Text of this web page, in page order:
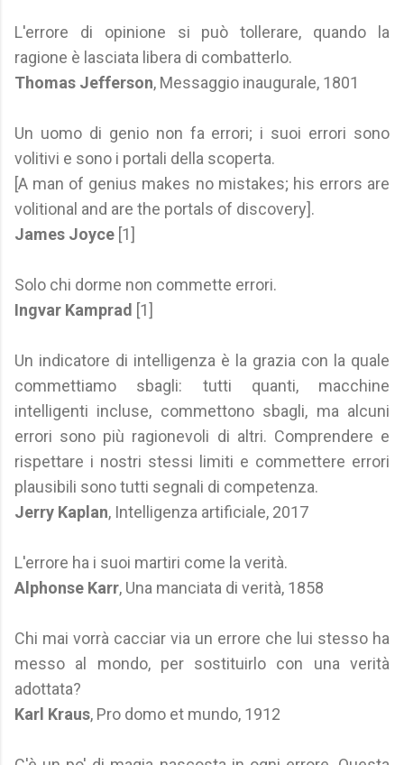
L'errore di opinione si può tollerare, quando la
ragione è lasciata libera di combatterlo.
Thomas Jefferson, Messaggio inaugurale, 1801
Un uomo di genio non fa errori; i suoi errori sono
volitivi e sono i portali della scoperta.
[A man of genius makes no mistakes; his errors are
volitional and are the portals of discovery].
James Joyce [1]
Solo chi dorme non commette errori.
Ingvar Kamprad [1]
Un indicatore di intelligenza è la grazia con la quale
commettiamo sbagli: tutti quanti, macchine
intelligenti incluse, commettono sbagli, ma alcuni
errori sono più ragionevoli di altri. Comprendere e
rispettare i nostri stessi limiti e commettere errori
plausibili sono tutti segnali di competenza.
Jerry Kaplan, Intelligenza artificiale, 2017
L'errore ha i suoi martiri come la verità.
Alphonse Karr, Una manciata di verità, 1858
Chi mai vorrà cacciar via un errore che lui stesso ha
messo al mondo, per sostituirlo con una verità
adottata?
Karl Kraus, Pro domo et mundo, 1912